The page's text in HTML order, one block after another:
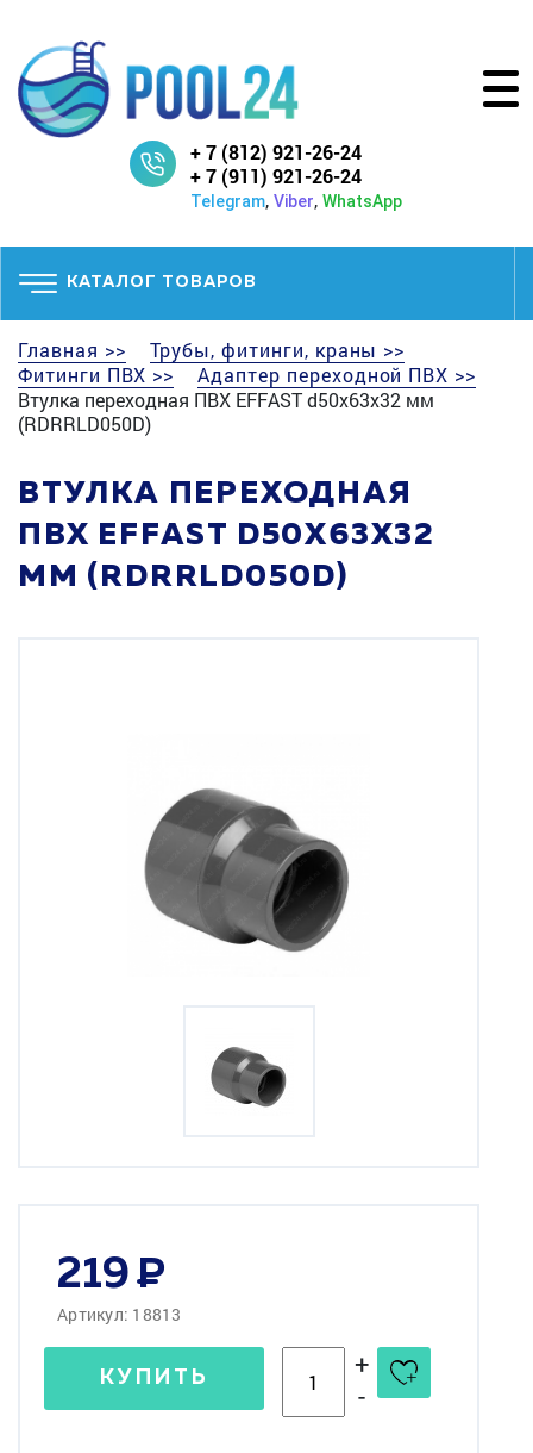
+ 7 (812) 921-26-24
+ 7 (911) 921-26-24
Telegram, Viber, WhatsApp
КАТАЛОГ ТОВАРОВ
Главная >>
Трубы, фитинги, краны >>
Фитинги ПВХ >>
Адаптер переходной ПВХ >>
Втулка переходная ПВХ EFFAST d50x63x32 мм
(RDRRLD050D)
ВТУЛКА ПЕРЕХОДНАЯ
ПВХ EFFAST D50X63X32
ММ (RDRRLD050D)
219
Артикул: 18813
КУПИТЬ
+
-